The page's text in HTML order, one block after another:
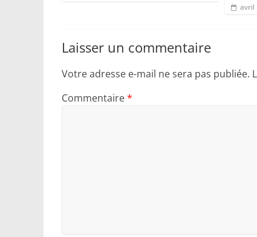
avril
Laisser un commentaire
Votre adresse e-mail ne sera pas publiée.
Commentaire*